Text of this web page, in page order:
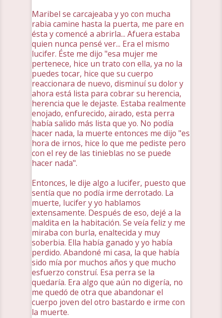
Maribel se carcajeaba y yo con mucha
rabia camine hasta la puerta, me pare en
ésta y comencé a abrirla... Afuera estaba
quien nunca pensé ver... Era el mismo
lucifer. Éste me dijo "esa mujer me
pertenece, hice un trato con ella, ya no la
puedes tocar, hice que su cuerpo
reaccionara de nuevo, disminuí su dolor y
ahora está lista para cobrar su herencia,
herencia que le dejaste. Estaba realmente
enojado, enfurecido, airado, esta perra
había salido más lista que yo. No podía
hacer nada, la muerte entonces me dijo "es
hora de irnos, hice lo que me pediste pero
con el rey de las tinieblas no se puede
hacer nada".
Entonces, le dije algo a lucifer, puesto que
sentía que no podía irme derrotado. La
muerte, lucifer y yo hablamos
extensamente. Después de eso, dejé a la
maldita en la habitación. Se veía feliz y me
miraba con burla, enaltecida y muy
soberbia. Ella había ganado y yo había
perdido. Abandoné mi casa, la que había
sido mía por muchos años y que mucho
esfuerzo construí. Esa perra se la
quedaría. Era algo que aún no digería, no
me quedó de otra que abandonar el
cuerpo joven del otro bastardo e irme con
la muerte.